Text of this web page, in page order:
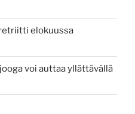
elokuussa
voi auttaa yllättävällä